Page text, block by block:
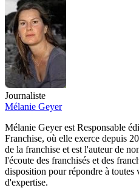
Journaliste
Mélanie Geyer
Mélanie Geyer est Responsable
Franchise, où elle exerce depuis
de la franchise et est l'auteur de
l'écoute des franchisés et des
disposition pour répondre à toutes
d'expertise.